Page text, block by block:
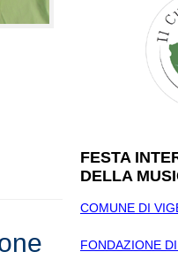
FESTA
DELLA
COMUNE DI
FONDAZIONE